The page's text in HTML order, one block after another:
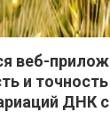
веб-
и точность
ДНК